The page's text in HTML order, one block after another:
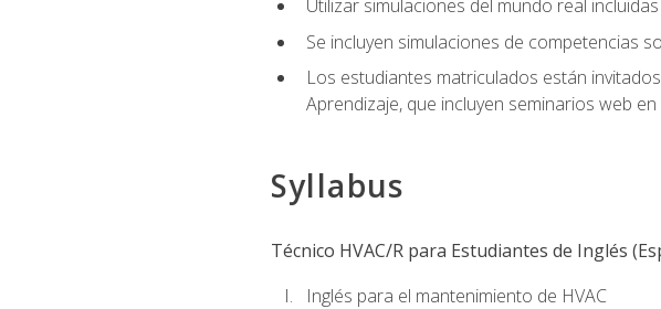
Utilizar simulaciones del mundo real
Se incluyen simulaciones de competencias
Los estudiantes matriculados están
Aprendizaje, que incluyen seminarios web
Syllabus
Técnico HVAC/R para Estudiantes de Inglés
Inglés para el mantenimiento de HVAC